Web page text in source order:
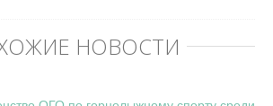
НОВОСТИ